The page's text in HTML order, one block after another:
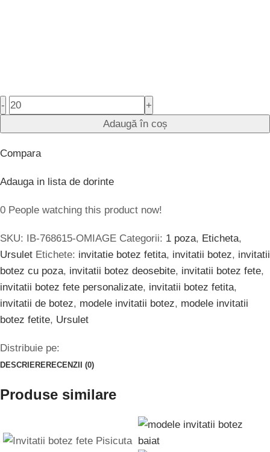
-
+
Adaugă în coș
Compara
Adauga in lista de dorinte
0 People watching this product now!
SKU: IB-768615-OMIAGE Categorii: 1 poza, Eticheta,
Ursulet Etichete: invitatie botez fetita, invitatii botez, invitatii
botez cu poza, invitatii botez deosebite, invitatii botez fete,
invitatii botez fete personalizate, invitatii botez fetita,
invitatii de botez, modele invitatii botez, modele invitatii
botez fetite, Ursulet
Distribuie pe:
DESCRIERERECENZII (0)
Produse similare